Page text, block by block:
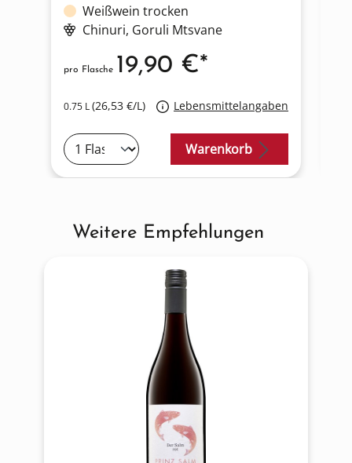
Weißwein trocken
Chinuri, Goruli Mtsvane
0.75 L(26,53 €/L) Lebensmittelangaben
pro Flasche 19,90 €*
Warenkorb
Produktgalerie überspringen
Weitere Empfehlungen